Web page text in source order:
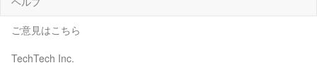
ご意見はこちら
TechTech Inc.